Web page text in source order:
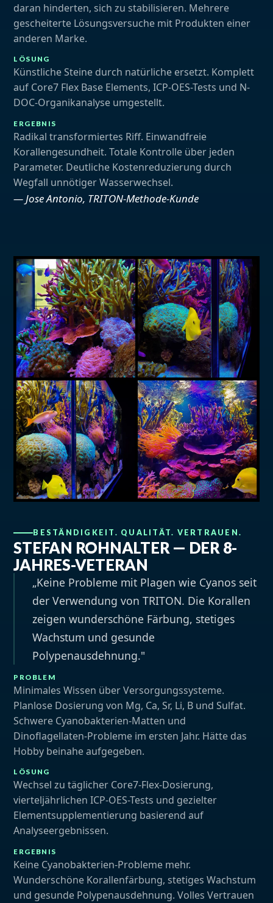
daran hinderten, sich zu stabilisieren. Mehrere
gescheiterte Lösungsversuche mit Produkten einer
anderen Marke.
LÖSUNG
Künstliche Steine durch natürliche ersetzt. Komplett
auf Core7 Flex Base Elements, ICP-OES-Tests und N-
DOC-Organikanalyse umgestellt.
ERGEBNIS
Radikal transformiertes Riff. Einwandfreie
Korallengesundheit. Totale Kontrolle über jeden
Parameter. Deutliche Kostenreduzierung durch
Wegfall unnötiger Wasserwechsel.
— Jose Antonio, TRITON-Methode-Kunde
BESTÄNDIGKEIT. QUALITÄT. VERTRAUEN.
STEFAN ROHNALTER — DER 8-
JAHRES-VETERAN
„Keine Probleme mit Plagen wie Cyanos seit
der Verwendung von TRITON. Die Korallen
zeigen wunderschöne Färbung, stetiges
Wachstum und gesunde
Polypenausdehnung."
PROBLEM
Minimales Wissen über Versorgungssysteme.
Planlose Dosierung von Mg, Ca, Sr, Li, B und Sulfat.
Schwere Cyanobakterien-Matten und
Dinoflagellaten-Probleme im ersten Jahr. Hätte das
Hobby beinahe aufgegeben.
LÖSUNG
Wechsel zu täglicher Core7-Flex-Dosierung,
vierteljährlichen ICP-OES-Tests und gezielter
Elementsupplementierung basierend auf
Analyseergebnissen.
ERGEBNIS
Keine Cyanobakterien-Probleme mehr.
Wunderschöne Korallenfärbung, stetiges Wachstum
und gesunde Polypenausdehnung. Volles Vertrauen